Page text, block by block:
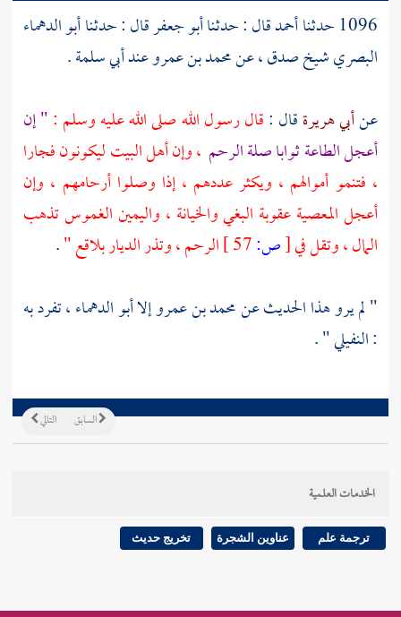
1096 حدثنا أحمدقال : حدثناأبو جعفرقال : حدثناأبو الدهماء
البصريشيخ صدق ، عنمحمد بن عمروعندأبي سلمة.
عنأبي هريرةقال :قال رسول الله صلى الله عليه وسلم :" إن
أعجل الطاعة ثوابا صلة الرحم ، وإن أهل البيت ليكونون فجارا
، فتنمو أموالهم ، ويكثر عددهم ، إذا وصلوا أرحامهم ، وإن
أعجل المعصية عقوبة البغي والخيانة ، واليمين الغموس تذهب
المال ، وتقل في[ص: الرحم ، وتذر الديار بلاقع ".
" لم يرو هذا الحديث عنمحمد بن عمروإلاأبو الدهماء، تفرد به
:النفيلي" .
التالي السابق
الخدمات العلمية
ترجمة علم عناوين الشجرة تخريج حديث